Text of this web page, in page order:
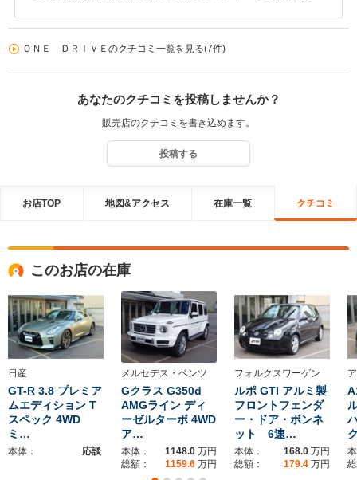
ＯＮＥ ＤＲＩＶＥのクチコミ一覧を見る(7件)
あなたのクチコミを投稿しませんか？
販売店のクチコミを書き込めます。
投稿する
お店TOP 地図&アクセス 在庫一覧 クチコミ
このお店の在庫
日産
GT-R 3.8 プレミア
ムエディション T
スペック 4WD
ミ…
本体： 応談
メルセデス・ベンツ
Gクラス G350d
AMGライン ディ
ーゼルターボ 4WD
ア…
本体： 1148.0 万円
総額：
1159.6 万円
フォルクスワーゲン
ルポ GTI アルミ製
フロントフェンダ
ー・ドア・ボンネ
ット 6速…
本体： 168.0 万円
総額：
179.4 万円